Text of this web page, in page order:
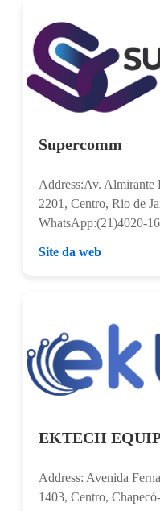
Supercomm
Address:Av. Almirante
2201, Centro, Rio de
WhatsApp:(21)4020-
Site da web
EKTECH
Address: Avenida
1403, Centro,